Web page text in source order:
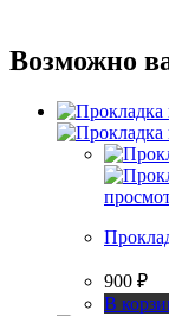
Возможно
900 ₽
В